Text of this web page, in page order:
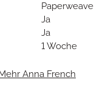
Paperweave
Ja
Ja
1 Woche
Mehr Anna French